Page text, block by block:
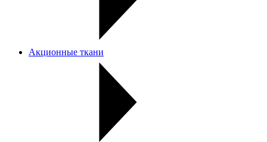
Акционные ткани